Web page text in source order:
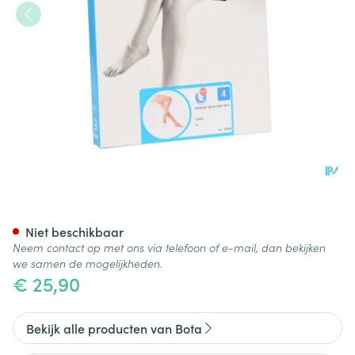
€ 25,90
Niet beschikbaar
Neem contact op met ons via telefoon of e-mail, dan bekijken
we samen de mogelijkheden.
Bekijk alle producten van Bota